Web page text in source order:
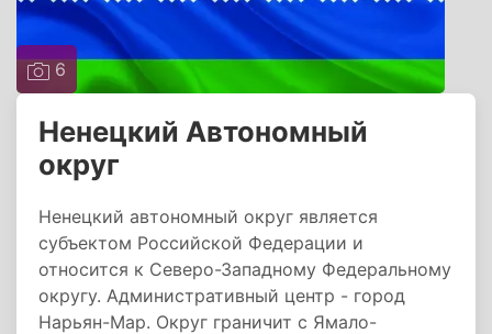
6
Ненецкий Автономный
округ
Ненецкий автономный округ является
субъектом Российской Федерации и
относится к Северо-Западному Федеральному
округу. Административный центр - город
Нарьян-Мар. Округ граничит с Ямало-